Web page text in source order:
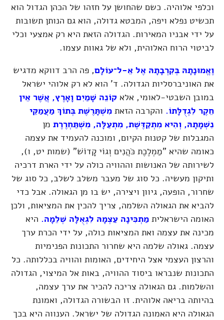
וכלפי אלוהיה. כשם שהחושן על חזהו של הכהן הגדול הוא
תכשיט נפלא ויפה, המבטא גדולה, הוא גם הנותן תשובות
על ידי אבניו המאירות. הגדולה הזאת היא רק אמצעי וכלי
לביטוי הרוח האלוהית, ולא של גאוות עצמו.
וֶאֱמוּנָתָהּ בְּקִרְבָתָהּאֶל אֵ-ל־עוֹלָם, פה הרב דווקא מדגיש
את האוניברסליות הגדולה. ד' הוא לא רק אלוהי ישראל
במובן השבטי-לאומי, אלאקוֹנֵה שָׁמַיִם וָאָרֶץ, אֲשֶׁר אֵין
חֵקֶר לִגְדֻלָּתוֹ.והקרבה הזאתמִשְׁתָּרֶשֶׁת בְּתוֹךְ מַעֲמַקֵּי
נִשְׁמָתָהּ, וְהִיא מִתְקַדֶּשֶׁת, מִתְעַלָּה, מִשְׁתַּחְרֶרֶתמן
המגבלות של קטנות הקיום, ומוכנה להעמיד את עצמה
כאומה שהיא "מַמְלֶכֶת כֹּהֲנִים וְגוֹי קָדוֹשׁ"(שמות יט, ו) ,
לשירותה של האנושות וההוויה כולה על ידי הארת דרכיה
ותיקון מעשיה. כל סוג של מעבר משלב לשלב, כל סוג של
שחרור, הופעה, גיוון ויצירה, יש בו מן הגאולה. אבל כדי
להביא את הגאולה השלמה, צריך להכין את המציאות, ולכן
האומה הישראליתמַתְכִּינָה עַצְמָהּ לִגְאֻלָּה שְׁלֵמָה.היא
מכינה את עצמה ואת המציאות כולה, על ידי הכרת ערך
עצמה. גאולה שלמה היא שחרור התכונות הפנימיות
והרצון העצמי אצל היחידים, האומות והוויה בכללותה. כל
התכונות שנבראו ביסוד ההוויה, באות אל המיצוי, הגדולה
והשלמות. גם הגאולה צריכה להכיר את ערך עצמה,
בהיותה בריאה אלוהית. זו הבשורה הגדולה, ואמונת
הגאולה היא האמונה הגדולה של ישראל. הענווה היא בכך